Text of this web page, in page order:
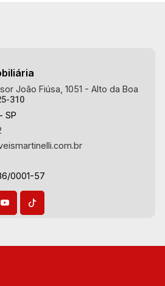
15
17
João Fiúsa, 1051 - Alto da Boa
310
SP
0001-57